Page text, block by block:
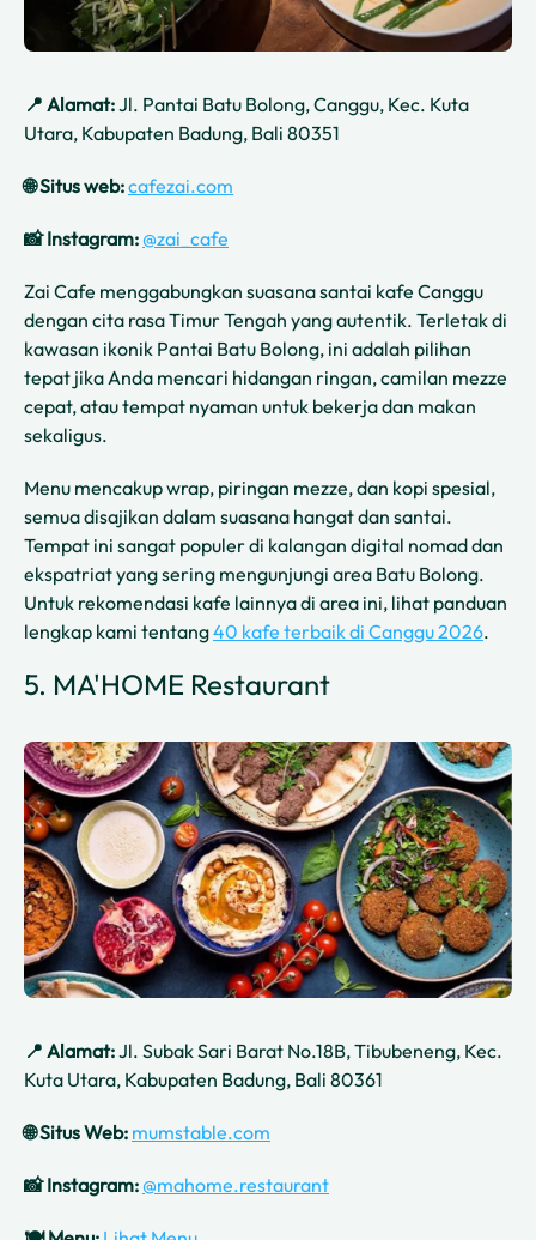
📍 Alamat:Jl. Pantai Batu Bolong, Canggu, Kec. Kuta
Utara, Kabupaten Badung, Bali 80351
🌐 Situs web:cafezai.com
📸 Instagram:@zai_cafe
Zai Cafe menggabungkan suasana santai kafe Canggu
dengan cita rasa Timur Tengah yang autentik. Terletak di
kawasan ikonik Pantai Batu Bolong, ini adalah pilihan
tepat jika Anda mencari hidangan ringan, camilan mezze
cepat, atau tempat nyaman untuk bekerja dan makan
sekaligus.
Menu mencakup wrap, piringan mezze, dan kopi spesial,
semua disajikan dalam suasana hangat dan santai.
Tempat ini sangat populer di kalangan digital nomad dan
ekspatriat yang sering mengunjungi area Batu Bolong.
Untuk rekomendasi kafe lainnya di area ini, lihat panduan
lengkap kami tentang40 kafe terbaik di Canggu 2026.
5. MA'HOME Restaurant
📍 Alamat:Jl. Subak Sari Barat No.18B, Tibubeneng, Kec.
Kuta Utara, Kabupaten Badung, Bali 80361
🌐 Situs Web: mumstable.com
📸 Instagram:@mahome.restaurant